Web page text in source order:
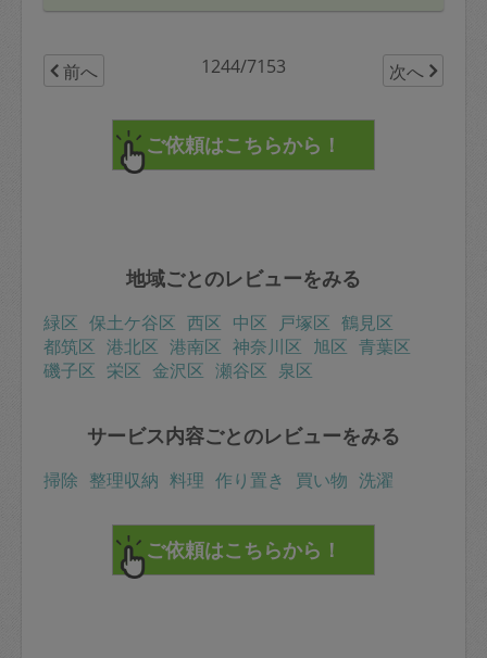
前へ 1244/7153 次へ
地域ごとのレビューをみる
緑区 保土ケ谷区 西区 中区 戸塚区 鶴見区
都筑区 港北区 港南区 神奈川区 旭区 青葉区
磯子区 栄区 金沢区 瀬谷区 泉区
サービス内容ごとのレビューをみる
掃除 整理収納 料理 作り置き 買い物 洗濯